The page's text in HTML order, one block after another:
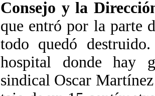
Consejo y la
que entró por la parte
todo quedó
hospital donde hay
sindical Oscar